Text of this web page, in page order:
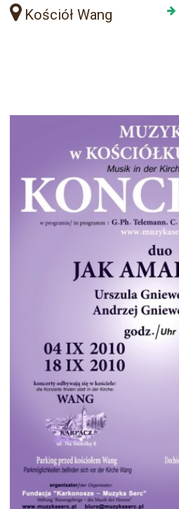
Kościół Wang